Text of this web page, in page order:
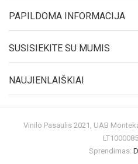
PAPILDOMA INFORMACIJA
SUSISIEKITE SU MUMIS
NAUJIENLAIŠKIAI
Vinilo Pasaulis 2021, UAB
Sprendimas: